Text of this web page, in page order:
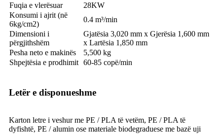
Fuqia e vlerësuar
28KW
Konsumi i ajrit (në
6kg/cm2)
0.4 m³/min
Dimensioni i
përgjithshëm
Gjatësia 3,020 mm x Gjerësia 1,600 mm
x Lartësia 1,850 mm
Pesha neto e makinës
5,500 kg
Shpejtësia e prodhimit 60-85 copë/min
Letër e disponueshme
Karton letre i veshur me PE / PLA të vetëm, PE / PLA të
dyfishtë, PE / alumin ose materiale biodegraduese me bazë uji